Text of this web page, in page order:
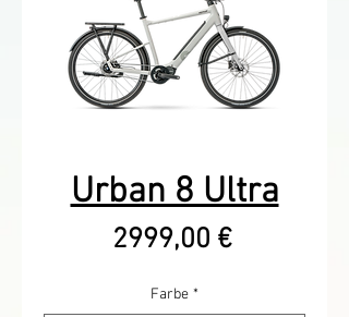
Urban 8 Ultra
2999,00 €Precio
Farbe *